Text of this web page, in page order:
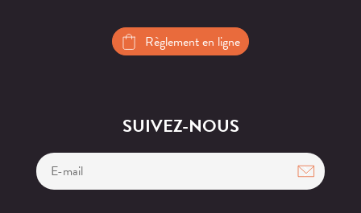
Règlement en ligne
SUIVEZ-NOUS